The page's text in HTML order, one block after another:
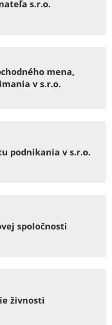
s.r.o.
mena,
v s.r.o.
podnikania v s.r.o.
spoločnosti
živnosti